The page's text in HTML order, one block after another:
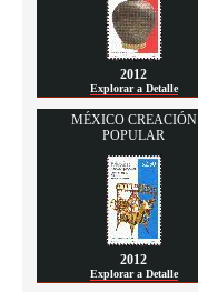
2012
Explorar a Detalle
MÉXICO CREACIÓN
POPULAR
2012
Explorar a Detalle